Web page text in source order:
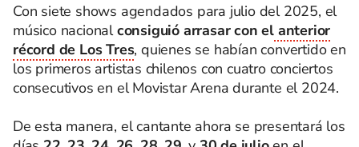
Con siete shows agendados para julio del 2025, el
músico nacionalconsiguió arrasar con el anterior
récord de Los Tres, quienes se habían convertido en
los primeros artistas chilenos con cuatro conciertos
consecutivos en el Movistar Arena durante el 2024.
De esta manera, el cantante ahora se presentará los